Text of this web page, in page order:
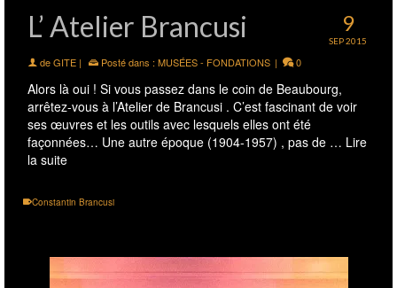
9
SEP 2015
L’ Atelier Brancusi
deGITE | Posté dans : MUSÉES - FONDATIONS | 0
Alors là oui ! Si vous passez dans le coin de Beaubourg,
arrêtez-vous à l’Atelier de Brancusi . C’est fascinant de voir
ses œuvres et les outils avec lesquels elles ont été
façonnées… Une autre époque (1904-1957) , pas de … Lire
la suite
Constantin Brancusi